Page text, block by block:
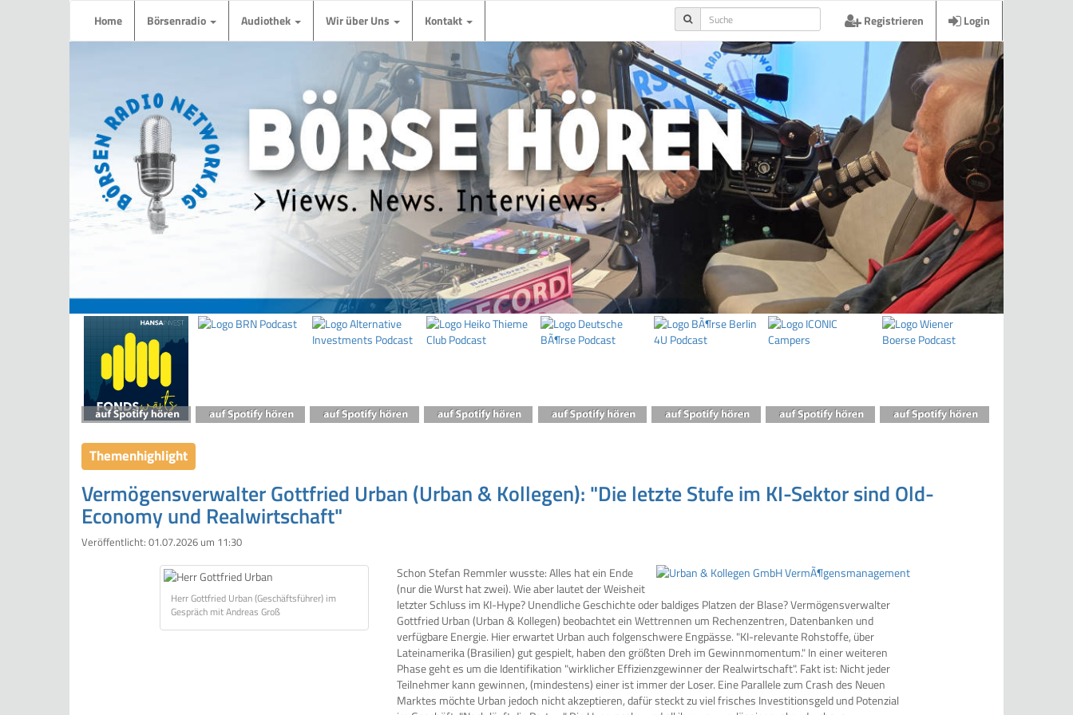
Home Börsenradio Audiothek Wir über Uns Kontakt Registrieren Login
Themenhighlight
Vermögensverwalter Gottfried Urban (Urban & Kollegen): "Die letzte Stufe im KI-Sektor sind Old-
Economy und Realwirtschaft"
Veröffentlicht: 01.07.2026 um 11:30
Herr Gottfried Urban (Geschäftsführer) im
Gespräch mit Andreas Groß
Schon Stefan Remmler wusste: Alles hat ein Ende
(nur die Wurst hat zwei). Wie aber lautet der Weisheit
letzter Schluss im KI-Hype? Unendliche Geschichte oder baldiges Platzen der Blase? Vermögensverwalter
Gottfried Urban (Urban & Kollegen) beobachtet ein Wettrennen um Rechenzentren, Datenbanken und
verfügbare Energie. Hier erwartet Urban auch folgenschwere Engpässe. "KI-relevante Rohstoffe, über
Lateinamerika (Brasilien) gut gespielt, haben den größten Dreh im Gewinnmomentum." In einer weiteren
Phase geht es um die Identifikation "wirklicher Effizienzgewinner der Realwirtschaft". Fakt ist: Nicht jeder
Teilnehmer kann gewinnen, (mindestens) einer ist immer der Loser. Eine Parallele zum Crash des Neuen
Marktes möchte Urban jedoch nicht akzeptieren, dafür steckt zu viel frisches Investitionsgeld und Potenzial